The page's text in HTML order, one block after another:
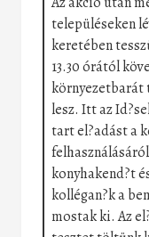
településeken
keretében
13.30 órától
lesz. Itt az
tart el?adást a
konyhakend?t
kollégan?k a
mostak ki. Az